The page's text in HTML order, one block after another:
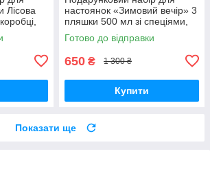
Лісова
настоянок «Зимовий вечір» 3
пляшки 500 мл зі спеціями,
бокс для домашніх напоїв,
подарунок чоловіку
Готово до відправки
650 ₴ 1 300 ₴
Купити
Показати ще